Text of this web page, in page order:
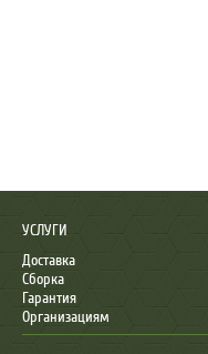
УСЛУГИ
Доставка
Сборка
Гарантия
Организациям